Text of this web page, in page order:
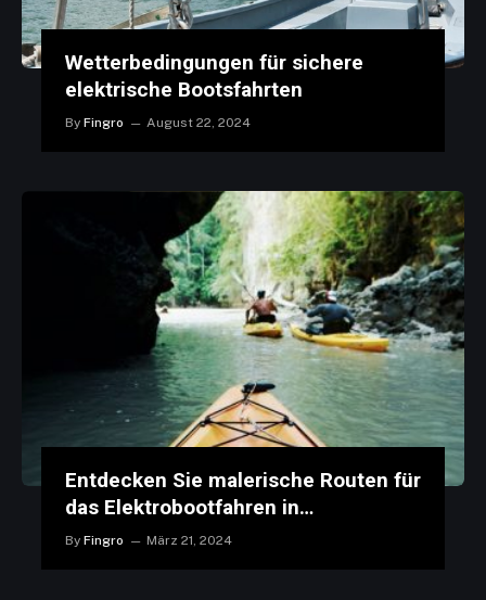
Wetterbedingungen für sichere
elektrische Bootsfahrten
By Fingro August 22, 2024
Entdecken Sie malerische Routen für
das Elektrobootfahren in
Deutschland
By Fingro März 21, 2024